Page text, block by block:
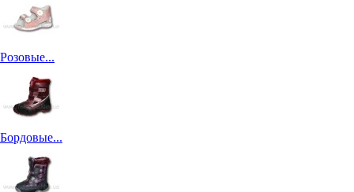
Розовые...
Бордовые...